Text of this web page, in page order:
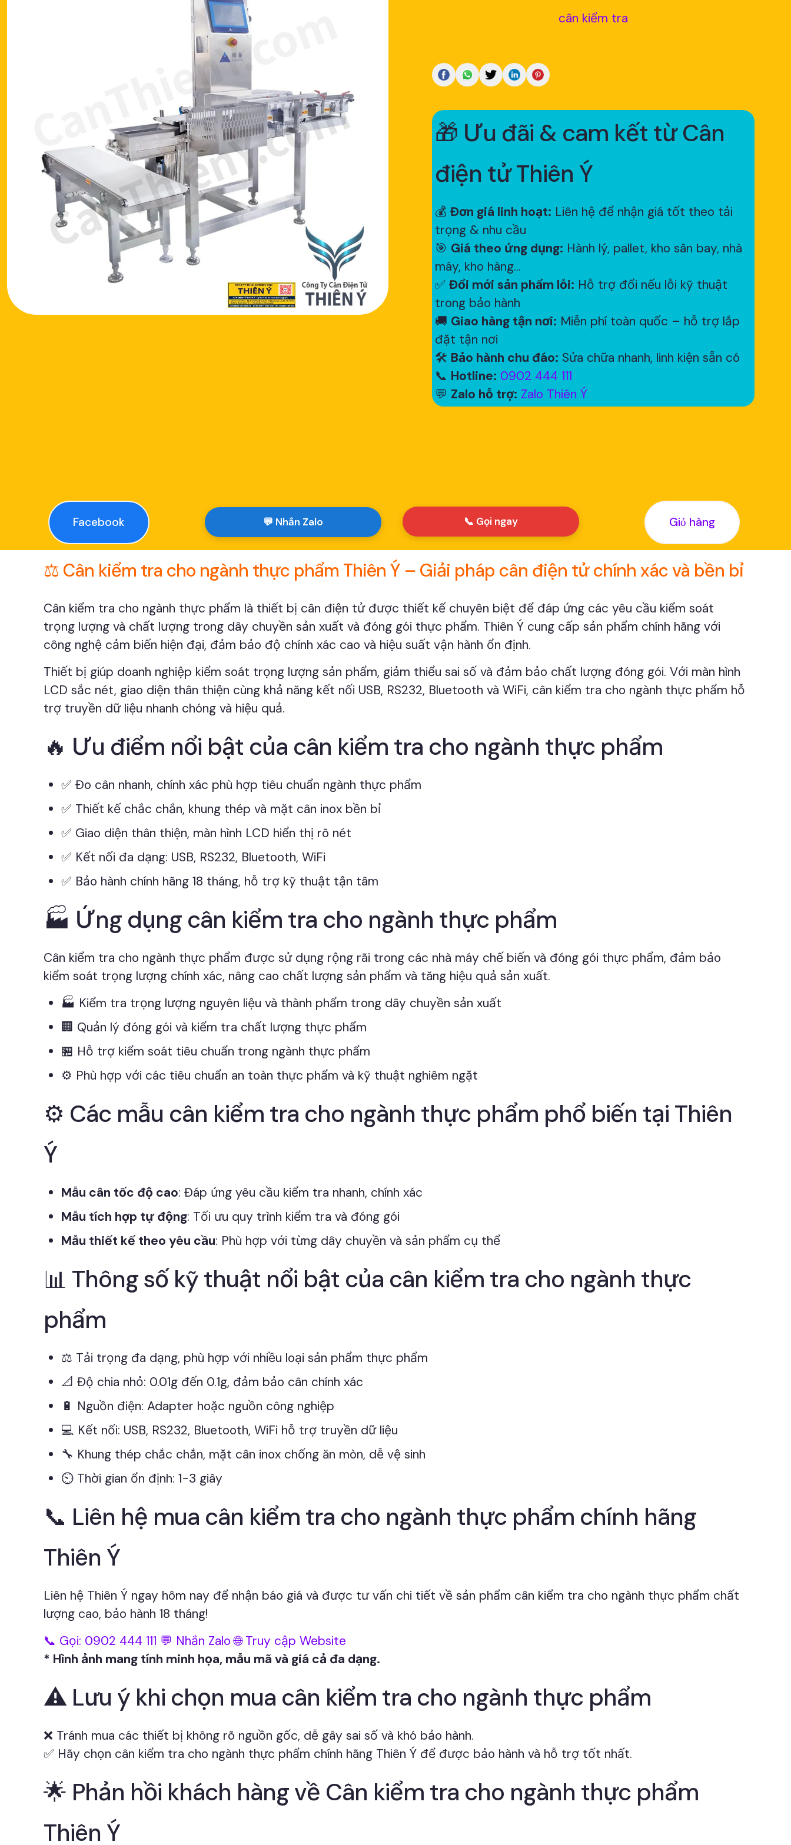
cân kiểm tra
🎁 Ưu đãi & cam kết từ Cân
điện tử Thiên Ý
💰 Đơn giá linh hoạt: Liên hệ để nhận giá tốt theo tải
trọng & nhu cầu
🎯 Giá theo ứng dụng: Hành lý, pallet, kho sân bay, nhà
máy, kho hàng...
✅ Đổi mới sản phẩm lỗi: Hỗ trợ đổi nếu lỗi kỹ thuật
trong bảo hành
🚚 Giao hàng tận nơi: Miễn phí toàn quốc – hỗ trợ lắp
đặt tận nơi
🛠 Bảo hành chu đáo: Sửa chữa nhanh, linh kiện sẵn có
📞 Hotline: 0902 444 111
💬 Zalo hỗ trợ: Zalo Thiên Ý
Facebook 💬 Nhắn Zalo 📞 Gọi ngay Giỏ hàng
⚖️ Cân kiểm tra cho ngành thực phẩm Thiên Ý – Giải pháp cân điện tử chính xác và bền bỉ
Cân kiểm tra cho ngành thực phẩm là thiết bị cân điện tử được thiết kế chuyên biệt để đáp ứng các yêu cầu kiểm soát
trọng lượng và chất lượng trong dây chuyền sản xuất và đóng gói thực phẩm. Thiên Ý cung cấp sản phẩm chính hãng với
công nghệ cảm biến hiện đại, đảm bảo độ chính xác cao và hiệu suất vận hành ổn định.
Thiết bị giúp doanh nghiệp kiểm soát trọng lượng sản phẩm, giảm thiểu sai số và đảm bảo chất lượng đóng gói. Với màn hình
LCD sắc nét, giao diện thân thiện cùng khả năng kết nối USB, RS232, Bluetooth và WiFi, cân kiểm tra cho ngành thực phẩm hỗ
trợ truyền dữ liệu nhanh chóng và hiệu quả.
🔥 Ưu điểm nổi bật của cân kiểm tra cho ngành thực phẩm
✅ Đo cân nhanh, chính xác phù hợp tiêu chuẩn ngành thực phẩm
✅ Thiết kế chắc chắn, khung thép và mặt cân inox bền bỉ
✅ Giao diện thân thiện, màn hình LCD hiển thị rõ nét
✅ Kết nối đa dạng: USB, RS232, Bluetooth, WiFi
✅ Bảo hành chính hãng 18 tháng, hỗ trợ kỹ thuật tận tâm
🏭 Ứng dụng cân kiểm tra cho ngành thực phẩm
Cân kiểm tra cho ngành thực phẩm được sử dụng rộng rãi trong các nhà máy chế biến và đóng gói thực phẩm, đảm bảo
kiểm soát trọng lượng chính xác, nâng cao chất lượng sản phẩm và tăng hiệu quả sản xuất.
🏭 Kiểm tra trọng lượng nguyên liệu và thành phẩm trong dây chuyền sản xuất
🏢 Quản lý đóng gói và kiểm tra chất lượng thực phẩm
🏪 Hỗ trợ kiểm soát tiêu chuẩn trong ngành thực phẩm
⚙️ Phù hợp với các tiêu chuẩn an toàn thực phẩm và kỹ thuật nghiêm ngặt
⚙️ Các mẫu cân kiểm tra cho ngành thực phẩm phổ biến tại Thiên
Ý
Mẫu cân tốc độ cao: Đáp ứng yêu cầu kiểm tra nhanh, chính xác
Mẫu tích hợp tự động: Tối ưu quy trình kiểm tra và đóng gói
Mẫu thiết kế theo yêu cầu: Phù hợp với từng dây chuyền và sản phẩm cụ thể
📊 Thông số kỹ thuật nổi bật của cân kiểm tra cho ngành thực
phẩm
⚖️ Tải trọng đa dạng, phù hợp với nhiều loại sản phẩm thực phẩm
📐 Độ chia nhỏ: 0.01g đến 0.1g, đảm bảo cân chính xác
🔋 Nguồn điện: Adapter hoặc nguồn công nghiệp
💻 Kết nối: USB, RS232, Bluetooth, WiFi hỗ trợ truyền dữ liệu
🔧 Khung thép chắc chắn, mặt cân inox chống ăn mòn, dễ vệ sinh
⏲️ Thời gian ổn định: 1-3 giây
📞 Liên hệ mua cân kiểm tra cho ngành thực phẩm chính hãng
Thiên Ý
Liên hệ Thiên Ý ngay hôm nay để nhận báo giá và được tư vấn chi tiết về sản phẩm cân kiểm tra cho ngành thực phẩm chất
lượng cao, bảo hành 18 tháng!
📞 Gọi: 0902 444 111 💬 Nhắn Zalo 🌐 Truy cập Website
* Hình ảnh mang tính minh họa, mẫu mã và giá cả đa dạng.
⚠️ Lưu ý khi chọn mua cân kiểm tra cho ngành thực phẩm
❌ Tránh mua các thiết bị không rõ nguồn gốc, dễ gây sai số và khó bảo hành.
✅ Hãy chọn cân kiểm tra cho ngành thực phẩm chính hãng Thiên Ý để được bảo hành và hỗ trợ tốt nhất.
🌟 Phản hồi khách hàng về Cân kiểm tra cho ngành thực phẩm
Thiên Ý